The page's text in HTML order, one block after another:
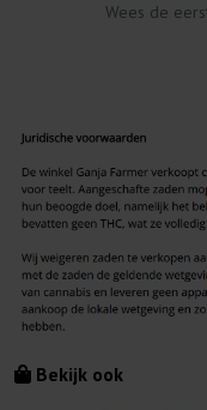
Wees de
Bekijk ook